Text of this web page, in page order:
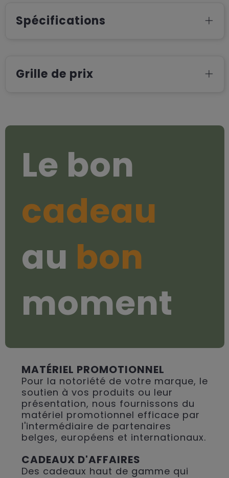
Spécifications
Grille de prix
Le bon
cadeau
au bon
moment
MATÉRIEL PROMOTIONNEL
Pour la notoriété de votre marque, le
soutien à vos produits ou leur
présentation, nous fournissons du
matériel promotionnel efficace par
l'intermédiaire de partenaires
belges, européens et internationaux.
CADEAUX D'AFFAIRES
Des cadeaux haut de gamme qui